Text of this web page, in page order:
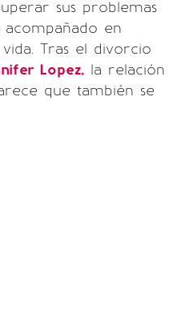
sus problemas
en
Tras el divorcio
Lopez, la relación
que también se